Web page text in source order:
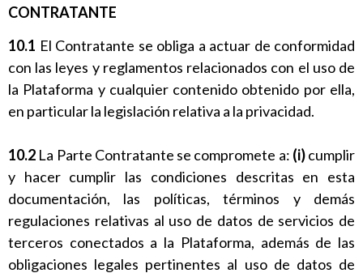
CONTRATANTE
10.1 El Contratante se obliga a actuar de conformidad
con las leyes y reglamentos relacionados con el uso de
la Plataforma y cualquier contenido obtenido por ella,
en particular la legislación relativa a la privacidad.
10.2 La Parte Contratante se compromete a: (i)cumplir
y hacer cumplir las condiciones descritas en esta
documentación, las políticas, términos y demás
regulaciones relativas al uso de datos de servicios de
terceros conectados a la Plataforma, además de las
obligaciones legales pertinentes al uso de datos de